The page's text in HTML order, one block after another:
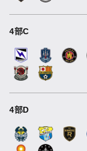
4部C
4部D